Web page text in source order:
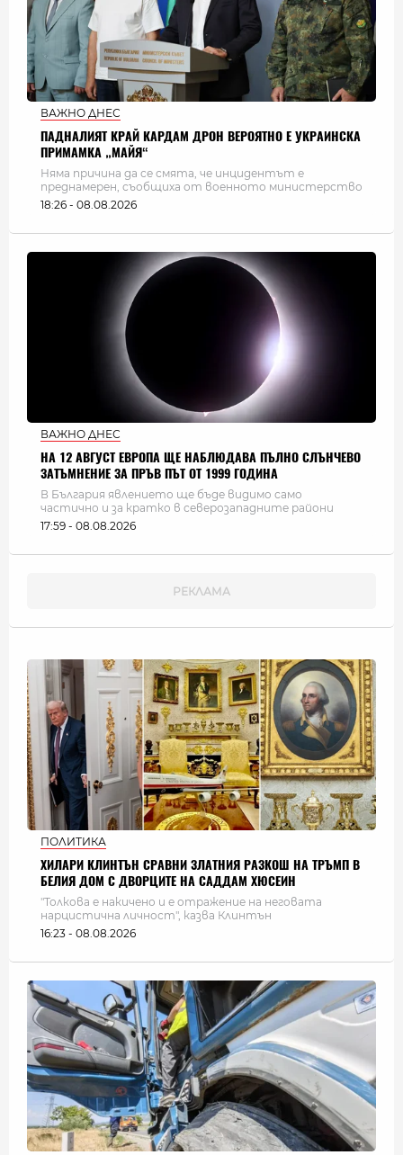
ВАЖНО ДНЕС
ПАДНАЛИЯТ КРАЙ КАРДАМ ДРОН ВЕРОЯТНО Е УКРАИНСКА
ПРИМАМКА „МАЙЯ“
Няма причина да се смята, че инцидентът е
преднамерен, съобщиха от военното министерство
18:26 - 08.08.2026
ВАЖНО ДНЕС
НА 12 АВГУСТ ЕВРОПА ЩЕ НАБЛЮДАВА ПЪЛНО СЛЪНЧЕВО
ЗАТЪМНЕНИЕ ЗА ПРЪВ ПЪТ ОТ 1999 ГОДИНА
В България явлението ще бъде видимо само
частично и за кратко в северозападните райони
17:59 - 08.08.2026
ПОЛИТИКА
ХИЛАРИ КЛИНТЪН СРАВНИ ЗЛАТНИЯ РАЗКОШ НА ТРЪМП В
БЕЛИЯ ДОМ С ДВОРЦИТЕ НА САДДАМ ХЮСЕИН
"Толкова е накичено и е отражение на неговата
нарцистична личност", казва Клинтън
16:23 - 08.08.2026